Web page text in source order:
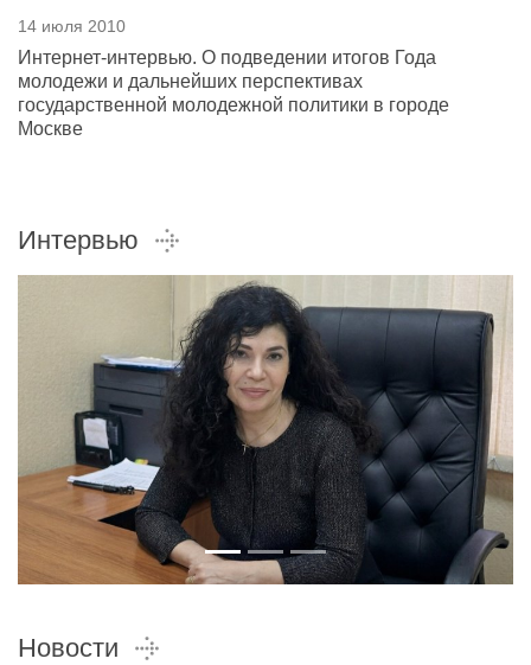
14 июля 2010
Интернет-интервью. О подведении итогов Года
молодежи и дальнейших перспективах
государственной молодежной политики в городе
Москве
Интервью
Новости